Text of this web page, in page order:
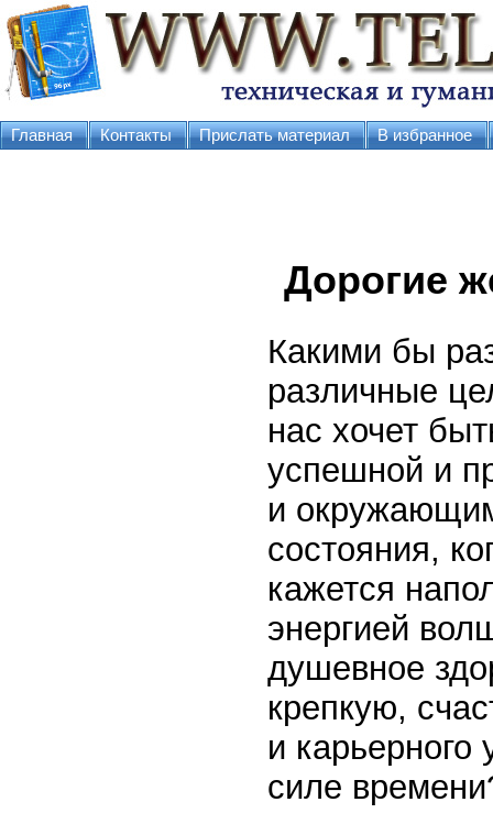
Главная Контакты Прислать материал В избранное
Дорогие
Какими бы
различные
нас хочет
успешной и
и
состояния,
кажется
энергией
душевное
крепкую,
и
силе